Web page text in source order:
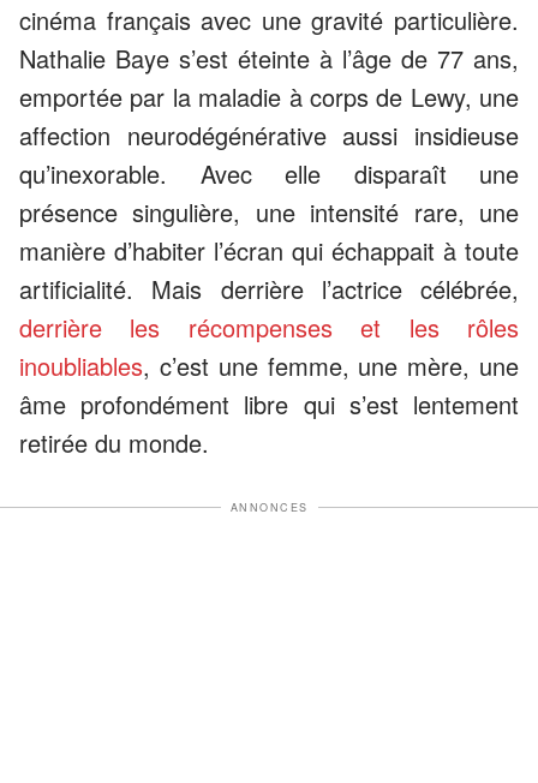
cinéma français avec une gravité particulière.
Nathalie Baye s’est éteinte à l’âge de 77 ans,
emportée par la maladie à corps de Lewy, une
affection neurodégénérative aussi insidieuse
qu’inexorable. Avec elle disparaît une
présence singulière, une intensité rare, une
manière d’habiter l’écran qui échappait à toute
artificialité. Mais derrière l’actrice célébrée,
derrière les récompenses et les rôles
inoubliables, c’est une femme, une mère, une
âme profondément libre qui s’est lentement
retirée du monde.
ANNONCES